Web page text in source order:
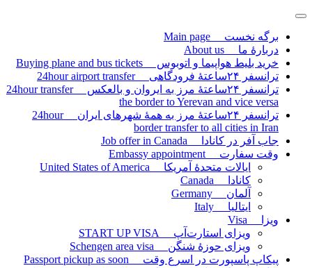
برگه نخست Main page
دربارۀ ما About us
خرید بلیط هواپیما و اتوبوس Buying plane and bus tickets
ترانسفر ۲۴ساعتۀ فرودگاهی 24hour airport transfer
ترانسفر ۲۴ساعتۀ مرز به ایروان و بالعکس 24hour transfer
the border to Yerevan and vice versa
ترانسفر ۲۴ساعتۀ مرز به همۀ شهرهای ایران 24hour
border transfer to all cities in Iran
جاب آفر در کانادا Job offer in Canada
وقت سفارت Embassy appointment
ایالات متحدۀ آمریکا United States of America
کانادا Canada
آلمان Germany
ایتالیا Italy
ویزا Visa
ویزای استارت‌آپ START UP VISA
ویزای حوزۀ شنگن Schengen area visa
پیکاپ پاسپورت در اسرع وقت Passport pickup as soon